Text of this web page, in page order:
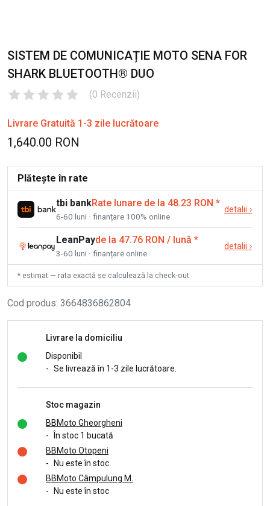
SISTEM DE COMUNICAȚIE MOTO SENA FOR
SHARK BLUETOOTH® DUO
(0 Recenzii)
Livrare Gratuită 1-3 zile lucrătoare
1,640.00 RON
Plătește în rate
tbi bankRate lunare de la 48.23 RON *
6-60 luni · finanțare 100% online
detalii ›
LeanPayde la 47.76 RON / lună *
3-60 luni · finanțare online
detalii ›
* estimat — rata exactă se calculează la check-out
Cod produs: 3664836862804
Livrare la domiciliu
Disponibil
- Se livrează în 1-3 zile lucrătoare.
Stoc magazin
BBMoto Gheorgheni
-
În stoc 1 bucată
BBMoto Otopeni
-
Nu este în stoc
BBMoto Câmpulung M.
-
Nu este în stoc